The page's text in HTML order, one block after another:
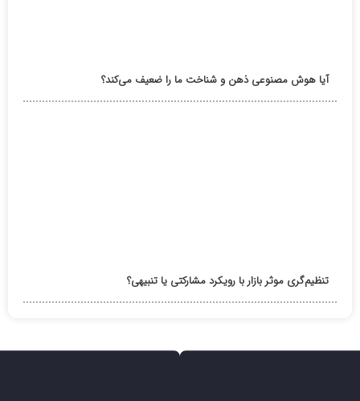
آیا هوش مصنوعی ذهن و شناخت ما را ضعیف می‌کند؟
تنظیم‌گری موثر بازار با رویکرد مشارکتی یا تنبیهی؟